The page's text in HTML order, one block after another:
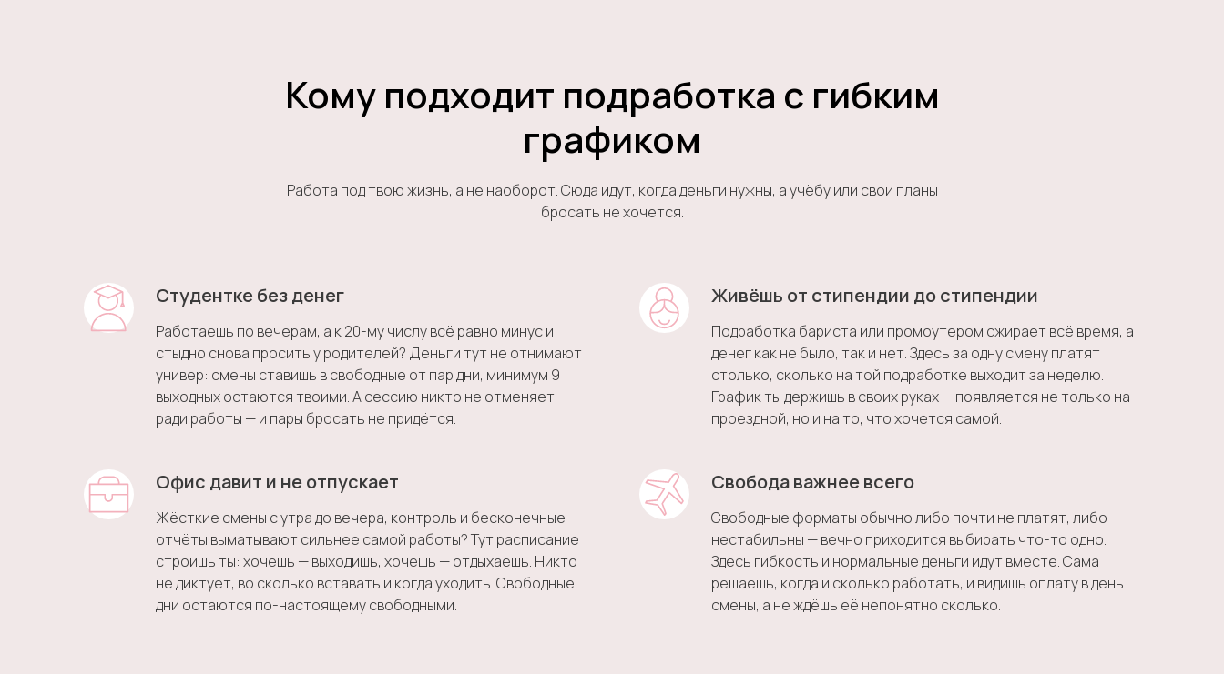
Кому подходит подработка с гибким
графиком
Работа под твою жизнь, а не наоборот. Сюда идут, когда деньги нужны, а учёбу или свои планы
бросать не хочется.
Студентке без денег
Работаешь по вечерам, а к 20-му числу всё равно минус и
стыдно снова просить у родителей? Деньги тут не отнимают
универ: смены ставишь в свободные от пар дни, минимум 9
выходных остаются твоими. А сессию никто не отменяет
ради работы — и пары бросать не придётся.
Живёшь от стипендии до стипендии
Подработка бариста или промоутером сжирает всё время, а
денег как не было, так и нет. Здесь за одну смену платят
столько, сколько на той подработке выходит за неделю.
График ты держишь в своих руках — появляется не только на
проездной, но и на то, что хочется самой.
Офис давит и не отпускает
Жёсткие смены с утра до вечера, контроль и бесконечные
отчёты выматывают сильнее самой работы? Тут расписание
строишь ты: хочешь — выходишь, хочешь — отдыхаешь. Никто
не диктует, во сколько вставать и когда уходить. Свободные
дни остаются по-настоящему свободными.
Свобода важнее всего
Свободные форматы обычно либо почти не платят, либо
нестабильны — вечно приходится выбирать что-то одно.
Здесь гибкость и нормальные деньги идут вместе. Сама
решаешь, когда и сколько работать, и видишь оплату в день
смены, а не ждёшь её непонятно сколько.